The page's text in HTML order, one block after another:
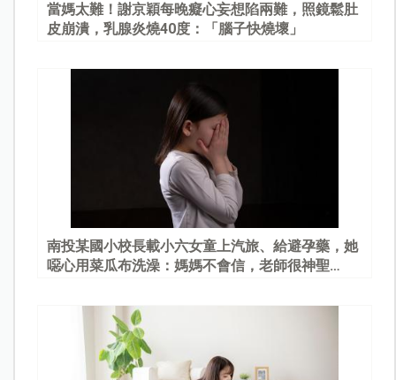
當媽太難！謝京穎每晚癡心妄想陷兩難，照鏡鬆肚
皮崩潰，乳腺炎燒40度：「腦子快燒壞」
南投某國小校長載小六女童上汽旅、給避孕藥，她
噁心用菜瓜布洗澡：媽媽不會信，老師很神聖…